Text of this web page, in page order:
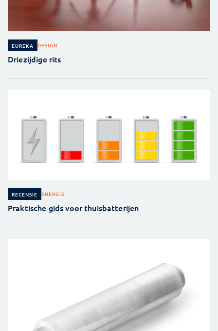
EUREKA DESIGN
Driezijdige rits
RECENSIE ENERGIE
Praktische gids voor thuisbatterijen